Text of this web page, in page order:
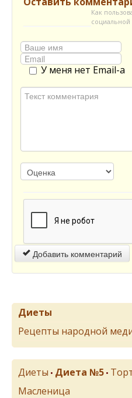
Как
социальной
У меня нет Email-а
Добавить комментарий
Диеты
Рецепты народной
Диеты • Диета №5 •
Масленица